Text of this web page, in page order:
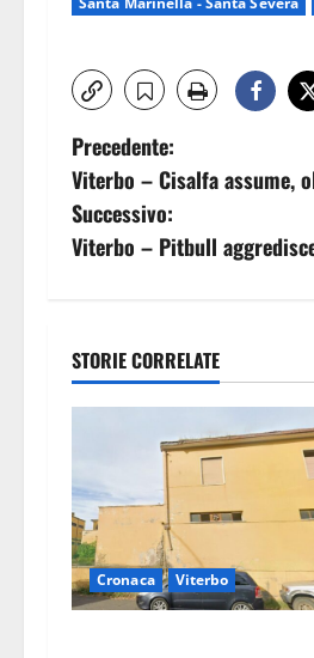
N
a
v
g
a
i
o
n
Precedente:
Viterbo – Cisalfa assume,
Successivo:
Viterbo – Pitbull
STORIE CORRELATE
Cronaca Viterbo